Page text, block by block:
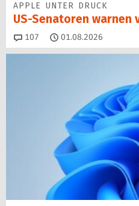
APPLE UNTER DRUCK
US-Senatoren warnen
107 Kommentare
01.08.2026